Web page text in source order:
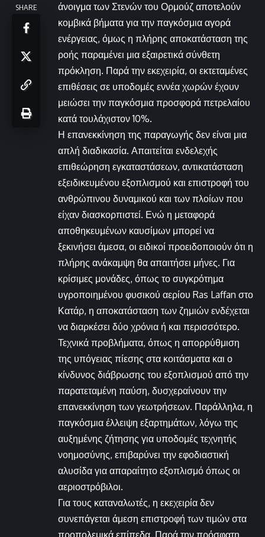
SHARE
άνοιγμα των Στενών του Ορμούζ αποτελούν
κομβικά βήματα για την παγκόσμια αγορά
ενέργειας, όμως η πλήρης αποκατάσταση της
ροής παραμένει μια εξαιρετικά σύνθετη
πρόκληση. Παρά την εκεχειρία, οι εκτεταμένες
επιθέσεις σε υποδομές εννέα χωρών έχουν
μειώσει την παγκόσμια προσφορά πετρελαίου
κατά τουλάχιστον 10%.
Η επανεκκίνηση της παραγωγής δεν είναι μια
απλή διαδικασία. Απαιτείται ενδελεχής
επιθεώρηση εγκαταστάσεων, αντικατάσταση
εξειδικευμένου εξοπλισμού και επιστροφή του
ανθρώπινου δυναμικού και των πλοίων που
είχαν διασκορπιστεί. Ενώ η μεταφορά
αποθηκευμένων καυσίμων μπορεί να
ξεκινήσει άμεσα, οι ειδικοί προειδοποιούν ότι η
πλήρης ανάκαμψη θα απαιτήσει μήνες. Για
κρίσιμες μονάδες, όπως το συγκρότημα
υγροποιημένου φυσικού αερίου Ras Laffan στο
Κατάρ, η αποκατάσταση των ζημιών ενδέχεται
να διαρκέσει δύο χρόνια ή και περισσότερο.
Τεχνικά προβλήματα, όπως η απορρύθμιση
της υπόγειας πίεσης στα κοιτάσματα και ο
κίνδυνος διάβρωσης του εξοπλισμού από την
παρατεταμένη παύση, δυσχεραίνουν την
επανεκκίνηση των γεωτρήσεων. Παράλληλα, η
παγκόσμια έλλειψη εξαρτημάτων, λόγω της
αυξημένης ζήτησης για υποδομές τεχνητής
νοημοσύνης, επιβαρύνει την εφοδιαστική
αλυσίδα για απαραίτητο εξοπλισμό όπως οι
αεριοστρόβιλοι.
Για τους καταναλωτές, η εκεχειρία δεν
συνεπάγεται άμεση επιστροφή των τιμών στα